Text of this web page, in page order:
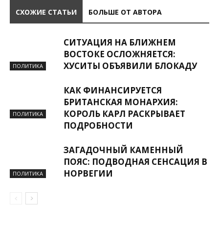
СХОЖИЕ СТАТЬИ БОЛЬШЕ ОТ АВТОРА
ПОЛИТИКА
СИТУАЦИЯ НА БЛИЖНЕМ
ВОСТОКЕ ОСЛОЖНЯЕТСЯ:
ХУСИТЫ ОБЪЯВИЛИ БЛОКАДУ
ПОЛИТИКА
КАК ФИНАНСИРУЕТСЯ
БРИТАНСКАЯ МОНАРХИЯ:
КОРОЛЬ КАРЛ РАСКРЫВАЕТ
ПОДРОБНОСТИ
ПОЛИТИКА
ЗАГАДОЧНЫЙ КАМЕННЫЙ
ПОЯС: ПОДВОДНАЯ СЕНСАЦИЯ В
НОРВЕГИИ